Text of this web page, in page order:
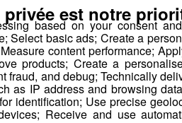
based on your consent
Select basic ads; Create a
content performance;
products; Create a
and debug; Technically
as IP address and browsing
identification; Use precise
Receive and use
est notre